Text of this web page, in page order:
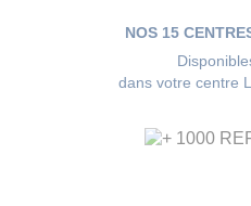
NOS 15
dans votre centre